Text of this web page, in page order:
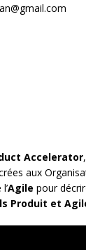
Accelerator
aux
Agile pour
Produit et